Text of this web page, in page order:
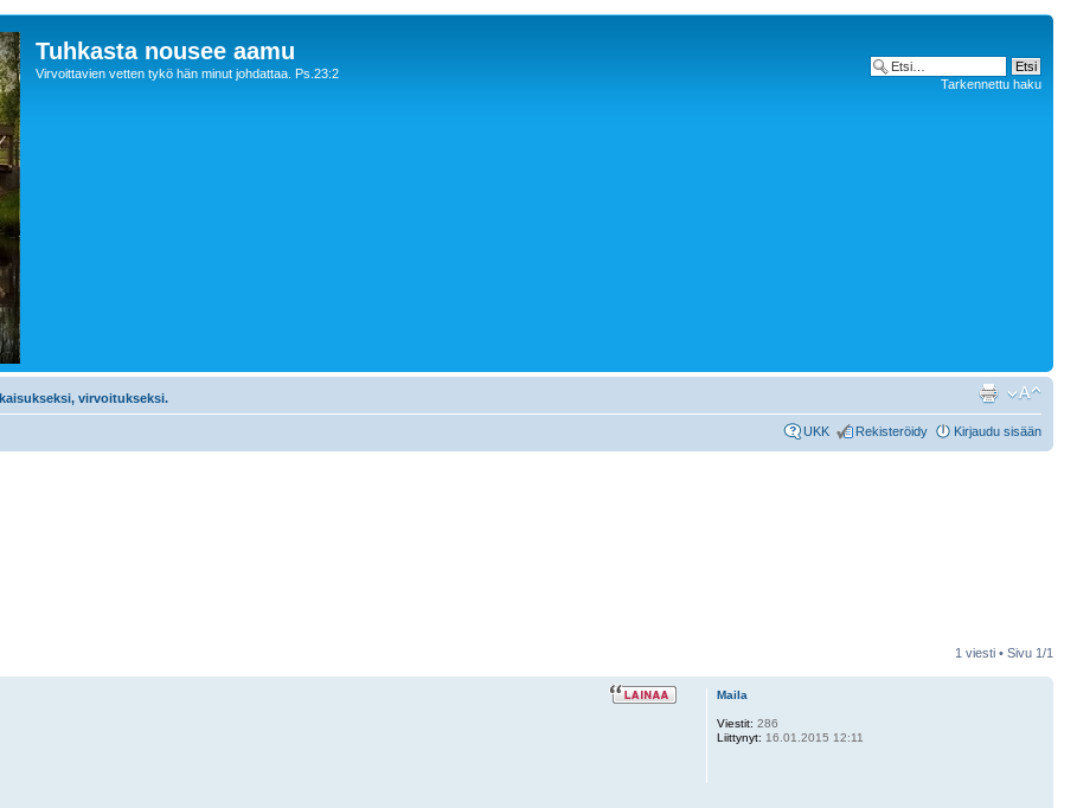
Tuhkasta nousee aamu
Virvoittavien vetten tykö hän minut johdattaa. Ps.23:2
Tarkennettu haku
virvoitukseksi.
UKK Rekisteröidy Kirjaudu sisään
1 viesti • Sivu 1/1
Maila
Viestit: 286
Liittynyt: 16.01.2015 12:11